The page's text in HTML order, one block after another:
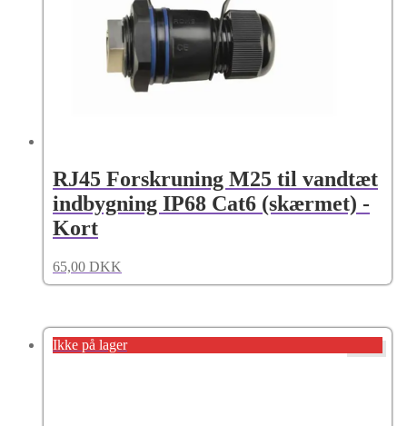
RJ45 Forskruning M25 til vandtæt
indbygning IP68 Cat6 (skærmet) -
Kort
65,00 DKK
Ikke på lager